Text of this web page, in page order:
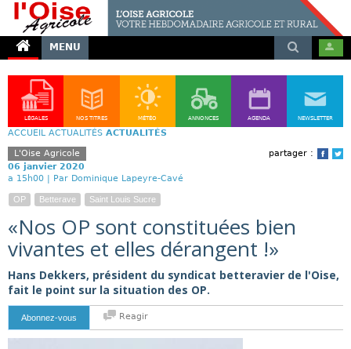
MENU
LÉGALES NOS TITRES MÉTÉO ANNONCES AGENDA NEWSLETTER
ACCUEIL ACTUALITÉS ACTUALITÉS
partager :
L'Oise Agricole
06 janvier 2020
a 15h00 | Par Dominique Lapeyre-Cavé
OP Betterave Saint Louis Sucre
«Nos OP sont constituées bien
vivantes et elles dérangent !»
Hans Dekkers, président du syndicat betteravier de l'Oise,
fait le point sur la situation des OP.
Abonnez-vous Reagir